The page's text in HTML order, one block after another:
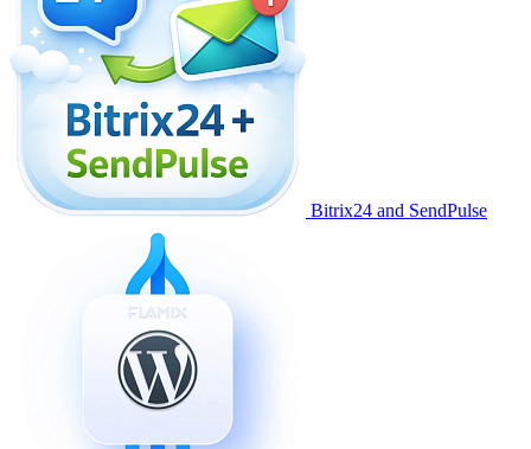
Bitrix24 and SendPulse